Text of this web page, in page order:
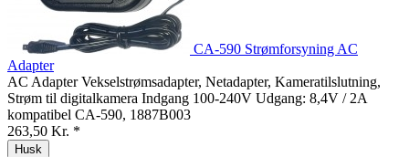
CA-590 Strømforsyning AC
Adapter
AC Adapter Vekselstrømsadapter, Netadapter, Kameratilslutning,
Strøm til digitalkamera Indgang 100-240V Udgang: 8,4V / 2A
kompatibel CA-590, 1887B003
263,50 Kr. *
Husk